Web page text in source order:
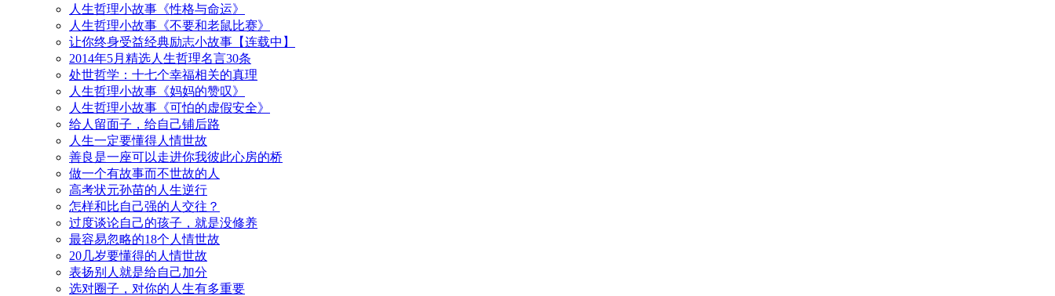
人生哲理小故事《性格与命运》
人生哲理小故事《不要和老鼠比赛》
让你终身受益经典励志小故事【连载中】
2014年5月精选人生哲理名言30条
处世哲学：十七个幸福相关的真理
人生哲理小故事《妈妈的赞叹》
人生哲理小故事《可怕的虚假安全》
给人留面子，给自己铺后路
人生一定要懂得人情世故
善良是一座可以走进你我彼此心房的桥
做一个有故事而不世故的人
高考状元孙苗的人生逆行
怎样和比自己强的人交往？
过度谈论自己的孩子，就是没修养
最容易忽略的18个人情世故
20几岁要懂得的人情世故
表扬别人就是给自己加分
选对圈子，对你的人生有多重要